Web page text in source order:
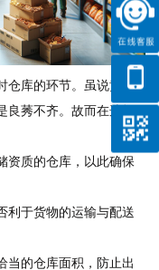
仓库的环节。虽说黄埔
莠不齐。故而在选择
资质的仓库，以此确保
利于货物的运输与配送
当的仓库面积，防止出